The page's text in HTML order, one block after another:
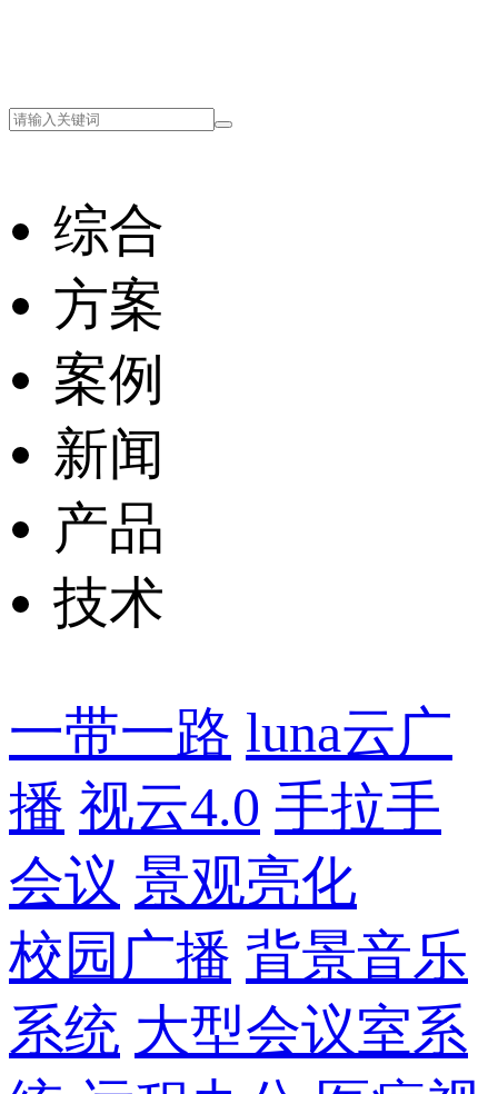
综合
方案
案例
新闻
产品
技术
一带一路 luna云广
播 视云4.0 手拉手
会议 景观亮化
校园广播 背景音乐
系统 大型会议室系